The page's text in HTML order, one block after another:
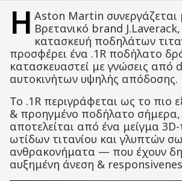
Η Aston Martin συνεργάζεται
Βρετανικό brand
κατασκευή ποδηλάτων
προσφέρει ένα .1R ποδήλατο
κατασκευαστεί με γνώσεις από
αυτοκινήτων υψηλής απόδοσης.
Το .1R περιγράφεται ως το πιο
& προηγμένο ποδήλατο
αποτελείται από ένα μείγμα
ωτίδων τιτανίου και γλυπτών
ανθρακονήματα — που έχουν
αυξημένη άνεση &